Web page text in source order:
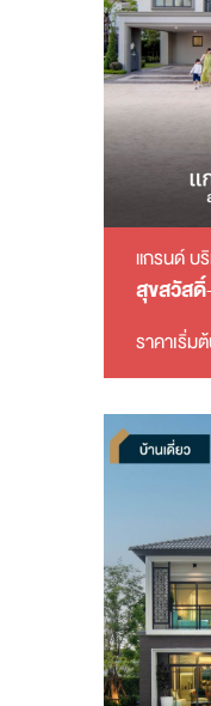
แกรนด์ บ
สุขสวัส
ราคาเริ่ม